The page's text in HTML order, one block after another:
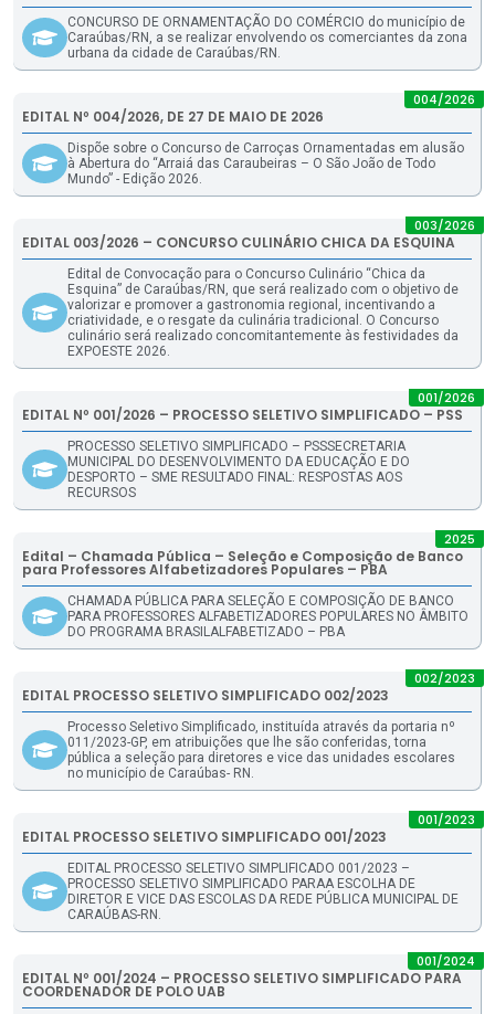
CONCURSO DE ORNAMENTAÇÃO DO COMÉRCIO do município de
Caraúbas/RN, a se realizar envolvendo os comerciantes da zona
urbana da cidade de Caraúbas/RN.
EDITAL Nº 004/2026, DE 27 DE MAIO DE 2026
004/2026
Dispõe sobre o Concurso de Carroças Ornamentadas em alusão
à Abertura do “Arraiá das Caraubeiras – O São João de Todo
Mundo” - Edição 2026.
EDITAL 003/2026 – CONCURSO CULINÁRIO CHICA DA ESQUINA
003/2026
Edital de Convocação para o Concurso Culinário “Chica da
Esquina” de Caraúbas/RN, que será realizado com o objetivo de
valorizar e promover a gastronomia regional, incentivando a
criatividade, e o resgate da culinária tradicional. O Concurso
culinário será realizado concomitantemente às festividades da
EXPOESTE 2026.
EDITAL Nº 001/2026 – PROCESSO SELETIVO SIMPLIFICADO – PSS
001/2026
PROCESSO SELETIVO SIMPLIFICADO – PSSSECRETARIA
MUNICIPAL DO DESENVOLVIMENTO DA EDUCAÇÃO E DO
DESPORTO – SME RESULTADO FINAL: RESPOSTAS AOS
RECURSOS
Edital – Chamada Pública – Seleção e Composição de Banco
para Professores Alfabetizadores Populares – PBA
2025
CHAMADA PÚBLICA PARA SELEÇÃO E COMPOSIÇÃO DE BANCO
PARA PROFESSORES ALFABETIZADORES POPULARES NO ÂMBITO
DO PROGRAMA BRASILALFABETIZADO – PBA
EDITAL PROCESSO SELETIVO SIMPLIFICADO 002/2023
002/2023
Processo Seletivo Simplificado, instituída através da portaria nº
011/2023-GP, em atribuições que lhe são conferidas, torna
pública a seleção para diretores e vice das unidades escolares
no município de Caraúbas- RN.
EDITAL PROCESSO SELETIVO SIMPLIFICADO 001/2023
001/2023
EDITAL PROCESSO SELETIVO SIMPLIFICADO 001/2023 –
PROCESSO SELETIVO SIMPLIFICADO PARAA ESCOLHA DE
DIRETOR E VICE DAS ESCOLAS DA REDE PÚBLICA MUNICIPAL DE
CARAÚBAS-RN.
EDITAL Nº 001/2024 – PROCESSO SELETIVO SIMPLIFICADO PARA
COORDENADOR DE POLO UAB
001/2024